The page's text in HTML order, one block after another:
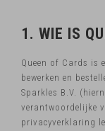
1. WIE IS
Queen of Cards is
bewerken en
Sparkles B.V.
verantwoordelijke
privacyverklaring